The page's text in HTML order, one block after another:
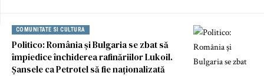
COMUNITATE SI CULTURA
Politico: România și Bulgaria se zbat să
împiedice închiderea rafinăriilor Lukoil.
Șansele ca Petrotel să fie naționalizată